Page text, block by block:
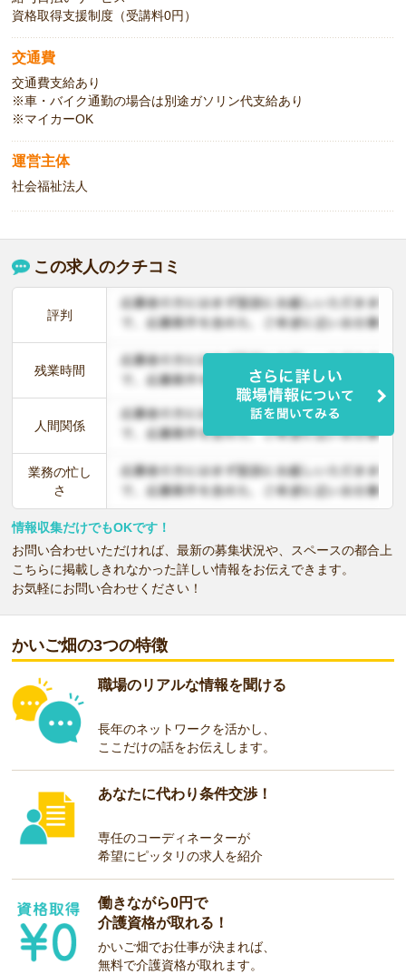
資格取得支援制度（受講料0円）
交通費
交通費支給あり
※車・バイク通勤の場合は別途ガソリン代支給あり
※マイカーOK
運営主体
社会福祉法人
この求人のクチコミ
評判
残業時間
人間関係
業務の忙し
さ
情報収集だけでもOKです！
お問い合わせいただければ、最新の募集状況や、スペースの都合上
こちらに掲載しきれなかった詳しい情報をお伝えできます。
お気軽にお問い合わせください！
かいご畑の3つの特徴
職場のリアルな情報を聞ける
長年のネットワークを活かし、
ここだけの話をお伝えします。
あなたに代わり条件交渉！
専任のコーディネーターが
希望にピッタリの求人を紹介
働きながら0円で
介護資格が取れる！
かいご畑でお仕事が決まれば、
無料で介護資格が取れます。